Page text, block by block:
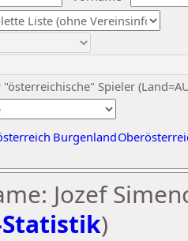
"österreichische" Spieler
Burgenland
Jozef
)